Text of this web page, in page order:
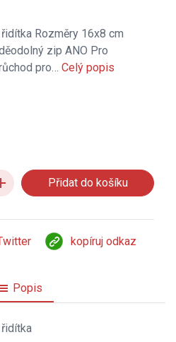
Rozměry 16x8 cm
zip ANO Pro
pro… Celý popis
kopíruj odkaz
Popis
řidítka